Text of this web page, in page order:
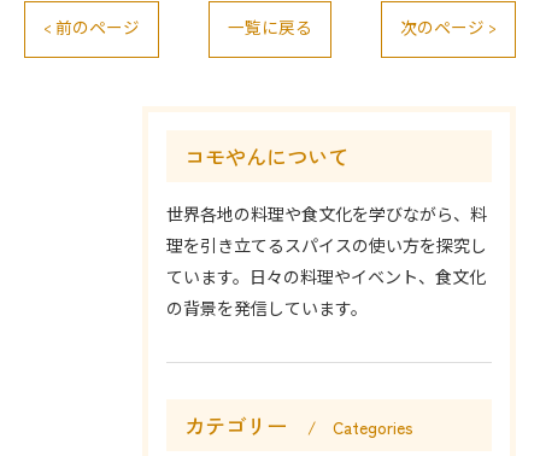
< 前のページ 一覧に戻る 次のページ >
コモやんについて
世界各地の料理や食文化を学びながら、料
理を引き立てるスパイスの使い方を探究し
ています。日々の料理やイベント、食文化
の背景を発信しています。
カテゴリー Categories